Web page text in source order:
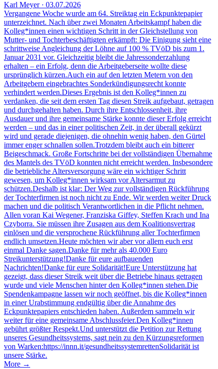
Karl Meyer · 03.07.2026
Vergangene Woche wurde am 64. Streiktag ein Eckpunktepapier
unterzeichnet. Nach über zwei Monaten Arbeitskampf haben die
Kolleg*innen einen wichtigen Schritt in der Gleichstellung von
Mutter- und Tochterbeschäftigten erkämpft: Die Einigung sieht eine
schrittweise Angleichung der Löhne auf 100 % TVöD bis zum 1.
Januar 2031 vor. Gleichzeitig bleibt die Jahressonderzahlung
erhalten – ein Erfolg, denn die Arbeitgeberseite wollte diese
ursprünglich kürzen.Auch ein auf den letzten Metern von den
Arbeitgebern eingebrachtes Sonderkündigungsrecht konnte
verhindert werden.Dieses Ergebnis ist den Kolleg*innen zu
verdanken, die seit dem ersten Tag diesen Streik aufgebaut, getragen
und durchgehalten haben. Durch ihre Entschlossenheit, ihre
Ausdauer und ihre gemeinsame Stärke konnte dieser Erfolg erreicht
werden – und das in einer politischen Zeit, in der überall gekürzt
wird und gerade diejenigen, die ohnehin wenig haben, den Gürtel
immer enger schnallen sollen.Trotzdem bleibt auch ein bitterer
Beigeschmack. Große Fortschritte bei der vollständigen Übernahme
des Mantels des TVöD konnten nicht erreicht werden. Insbesondere
die betriebliche Altersversorgung wäre ein wichtiger Schritt
gewesen, um Kolleg*innen wirksam vor Altersarmut zu
schützen.Deshalb ist klar: Der Weg zur vollständigen Rückführung
der Tochterfirmen ist noch nicht zu Ende. Wir werden weiter Druck
machen und die politisch Verantwortlichen in die Pflicht nehmen.
Allen voran Kai Wegener, Franziska Giffey, Steffen Krach und Ina
Czyborra. Sie müssen ihre Zusagen aus dem Koalitionsvertrag
einlösen und die versprochene Rückführung aller Tochterfirmen
endlich umsetzen.Heute möchten wir aber vor allem euch erst
einmal Danke sagen.Danke für mehr als 40.000 Euro
Streikunterstützung!Danke für eure aufbauenden
Nachrichten!Danke für eure Solidarität!Eure Unterstützung hat
gezeigt, dass dieser Streik weit über die Betriebe hinaus getragen
wurde und viele Menschen hinter den Kolleg*innen stehen.Die
Spendenkampagne lassen wir noch geöffnet, bis die Kolleg*innen
in einer Urabstimmung endgültig über die Annahme des
Eckpunktepapiers entschieden haben. Außerdem sammeln wir
weiter für eine gemeinsame Abschlussfeier.Den Kolleg*innen
gebührt größter Respekt.Und unterstützt die Petition zur Rettung
unseres Gesundheitssystems, sagt nein zu den Kürzungsreformen
von Warken:https://innn.it/gesundheitssystemrettenSolidarität ist
unsere Stärke.
More →